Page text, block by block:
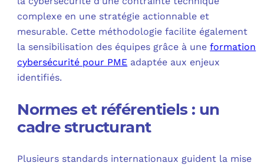
complexe en une stratégie actionnable et
mesurable. Cette méthodologie facilite également
la sensibilisation des équipes grâce à uneformation
cybersécurité pour PME adaptée aux enjeux
identifiés.
Normes et référentiels : un
cadre structurant
Plusieurs standards internationaux guident la mise